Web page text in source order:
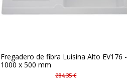
Fregadero de fibra Luisina Alto EV176 -
1000 x 500 mm
284,35 €